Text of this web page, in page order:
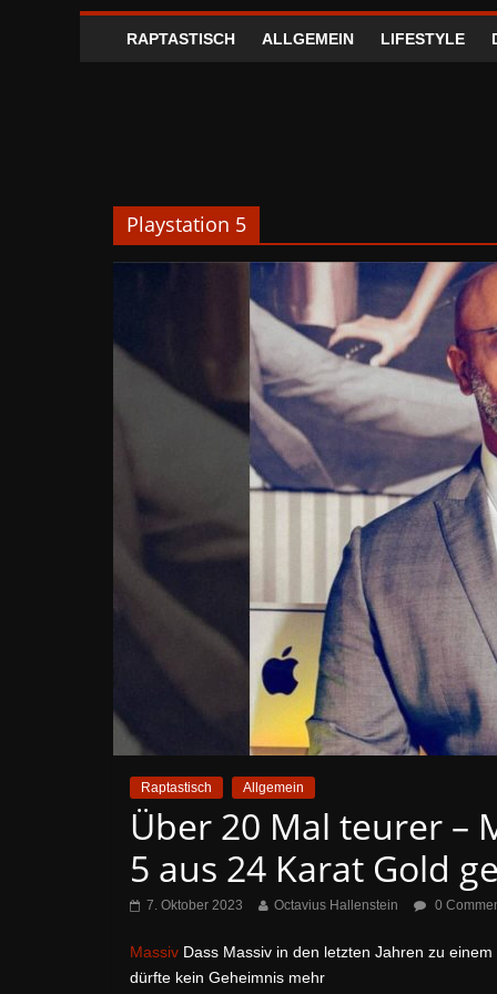
RAPTASTISCH ALLGEMEIN LIFESTYLE
Playstation 5
Raptastisch Allgemein
Über 20 Mal teurer –
5 aus 24 Karat Gold
7. Oktober 2023 Octavius Hallenstein 0
Massiv Dass Massiv in den letzten Jahren zu
dürfte kein Geheimnis mehr